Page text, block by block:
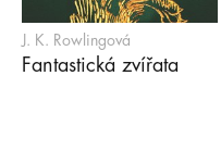
J. K. Rowlingová
Fantastická zvířata